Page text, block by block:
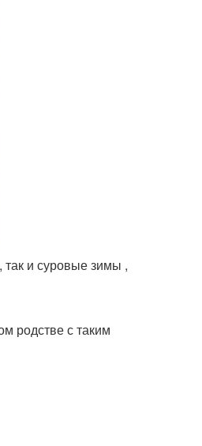
так и суровые зимы ,
родстве с таким